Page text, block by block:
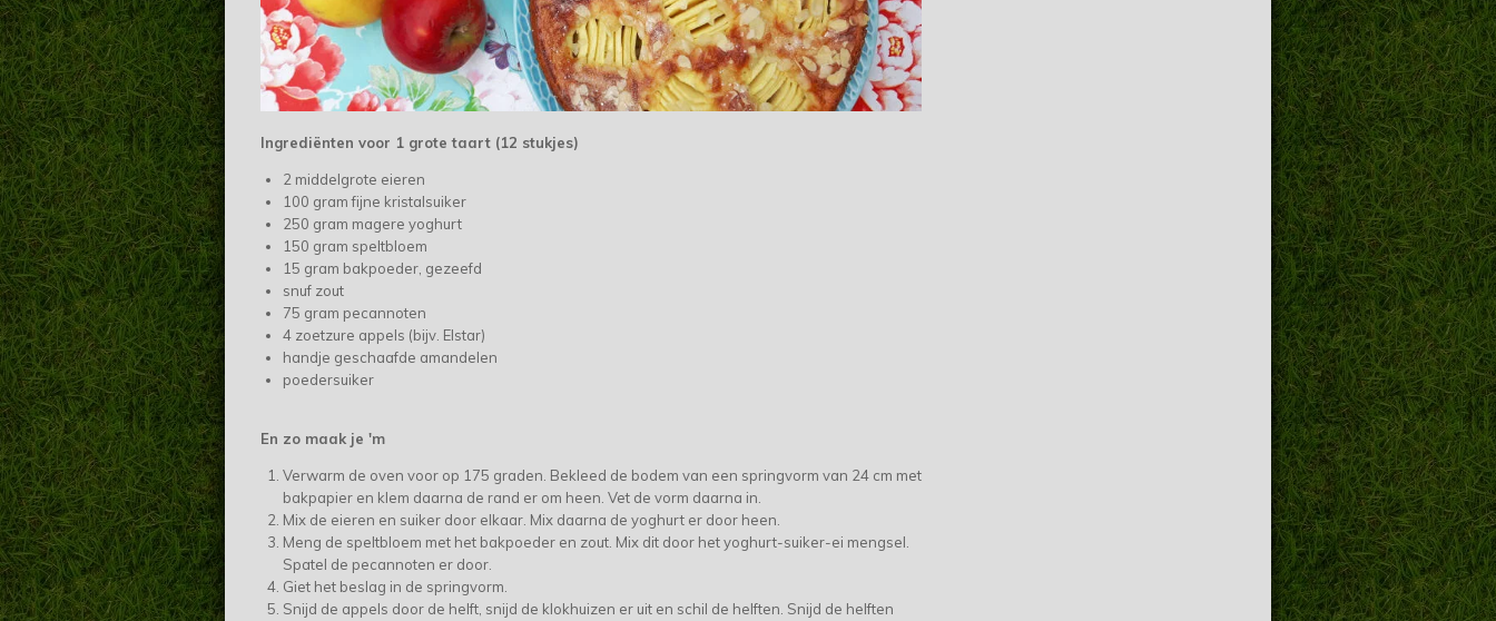
Ingrediënten voor 1 grote taart (12 stukjes)
2 middelgrote eieren
100 gram fijne kristalsuiker
250 gram magere yoghurt
150 gram speltbloem
15 gram bakpoeder, gezeefd
snuf zout
75 gram pecannoten
4 zoetzure appels (bijv. Elstar)
handje geschaafde amandelen
poedersuiker
En zo maak je 'm
Verwarm de oven voor op 175 graden. Bekleed de bodem van een springvorm van 24 cm met
bakpapier en klem daarna de rand er om heen. Vet de vorm daarna in.
Mix de eieren en suiker door elkaar. Mix daarna de yoghurt er door heen.
Meng de speltbloem met het bakpoeder en zout. Mix dit door het yoghurt-suiker-ei mengsel.
Spatel de pecannoten er door.
Giet het beslag in de springvorm.
Snijd de appels door de helft, snijd de klokhuizen er uit en schil de helften. Snijd de helften